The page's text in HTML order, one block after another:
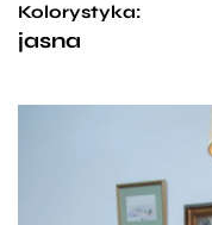
Kolorystyka:
jasna